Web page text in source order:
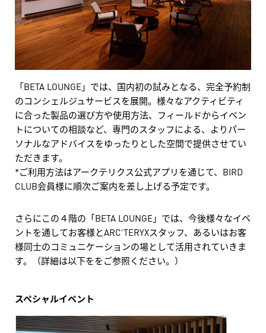
「BETA LOUNGE」では、国内初の試みとなる、完全予約制
のコンシェルジュサービスを展開。様々なアクティビティ
に合った製品の選び方や使用方法、フィールドからイベン
トについての相談など、専門のスタッフによる、よりパー
ソナルなアドバイスをゆったりとした空間で提供させてい
ただきます。
*ご利用方法はアークテリクス公式アプリを通じて、BIRD
CLUB会員様に順次ご案内を差し上げる予定です。
さらにこの４階の「BETA LOUNGE」では、今後様々なイベ
ントを通してお客様とARC’TERYXスタッフ、あるいはお客
様同士のコミュニケーションの場として活用されていきま
す。（詳細は以下ををご参照ください。）
スペシャルイベント